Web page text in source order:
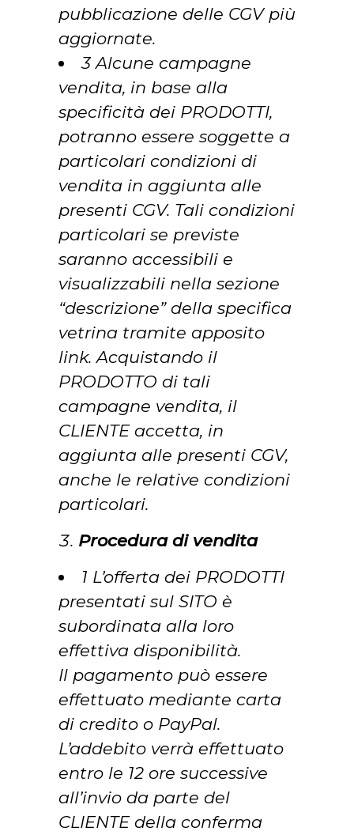
pubblicazione delle CGV più
aggiornate.
3 Alcune campagne
vendita, in base alla
specificità dei PRODOTTI,
potranno essere soggette a
particolari condizioni di
vendita in aggiunta alle
presenti CGV. Tali condizioni
particolari se previste
saranno accessibili e
visualizzabili nella sezione
“descrizione” della specifica
vetrina tramite apposito
link. Acquistando il
PRODOTTO di tali
campagne vendita, il
CLIENTE accetta, in
aggiunta alle presenti CGV,
anche le relative condizioni
particolari.
Procedura di vendita
1 L’offerta dei PRODOTTI
presentati sul SITO è
subordinata alla loro
effettiva disponibilità.
Il pagamento può essere
effettuato mediante carta
di credito o PayPal.
L’addebito verrà effettuato
entro le 12 ore successive
all’invio da parte del
CLIENTE della conferma